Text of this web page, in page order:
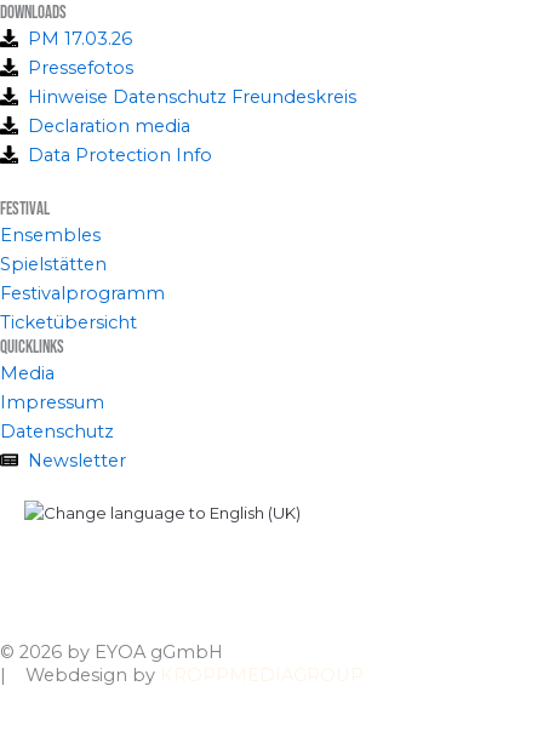
Downloads
PM 17.03.26
Pressefotos
Hinweise Datenschutz Freundeskreis
Declaration media
Data Protection Info
Festival
Ensembles
Spielstätten
Festivalprogramm
Ticketübersicht
Quicklinks
Media
Impressum
Datenschutz
Newsletter
© 2026 by EYOA gGmbH
| Webdesign by